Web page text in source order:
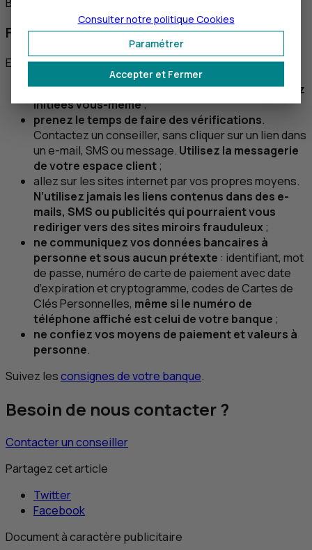
Fraude : ne vous laissez pas manipuler
E-mail,SMS, téléphone, réseaux sociaux...
validez uniquement les opérations que vous avez
initiées vous-même;
prenez le temps de faire des vérifications.
Contactez un conseiller, sans cliquer sur un lien dans
un e-mail, SMSou message. Utilisez la messagerie
de votre espace client;
allez sur les sites internet par vos propres moyens.
N’utilisez jamais les liens contenus dans des e-
mails, SMS ou publicités qui pourraient vous
rediriger vers des sites miroirs frauduleux;
ne communiquez vos données bancaires à
personne et sous aucun prétexte : identifiant, mot
de passe, numéro de carte de paiement avec date
d’expiration et cryptogramme, codes de Cartes de
Clés Personnelles, même si le numéro de
téléphone affiché est celui de votre banque ;
ne confiez vos moyens de paiement et valeurs à
personne.
Suivez lesconsignes de votre banque.
Besoin de nous contacter ?
Contacter un conseiller
Partagez cet article
Twitter
Facebook
Document à caractère publicitaire
Accepter et Fermer
Paramétrer
Consulter notre politique Cookies